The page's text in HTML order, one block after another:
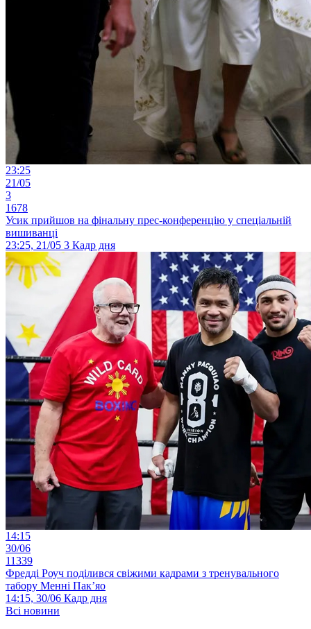
23:25
21/05
3
1678
Усик прийшов на фінальну прес-конференцію у спеціальній
вишиванці
23:25, 21/05 3 Кадр дня
14:15
30/06
11339
Фредді Роуч поділився свіжими кадрами з тренувального
табору Менні Пак’яо
14:15, 30/06 Кадр дня
Всі новини